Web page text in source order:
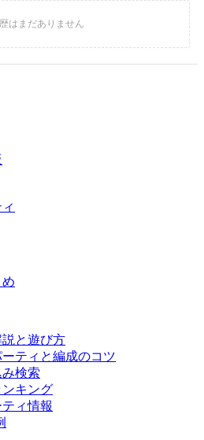
と遊び方
ティと編成のコツ
検索
キング
ィ情報